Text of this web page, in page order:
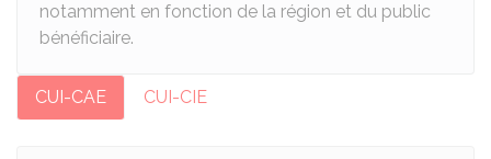
notamment en fonction de la région et du public
bénéficiaire.
CUI-CAE CUI-CIE